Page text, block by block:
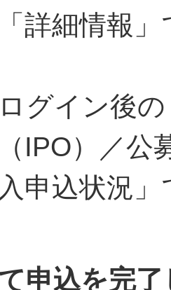
詳細情報
グイン後
IPO）／
申込状況
て申込を完